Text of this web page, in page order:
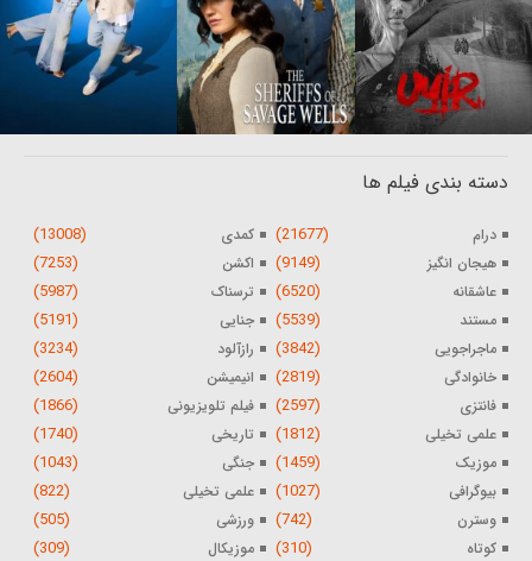
دسته بندی فیلم ها
درام (21677) کمدی (13008)
هیجان انگیز (9149) اکشن (7253)
عاشقانه (6520) ترسناک (5987)
مستند (5539) جنایی (5191)
ماجراجویی (3842) رازآلود (3234)
خانوادگی (2819) انیمیشن (2604)
فانتزی (2597) فیلم تلویزیونی (1866)
علمی تخیلی (1812) تاریخی (1740)
موزیک (1459) جنگی (1043)
بیوگرافی (1027) علمی تخیلی (822)
وسترن (742) ورزشی (505)
کوتاه (310) موزیکال (309)